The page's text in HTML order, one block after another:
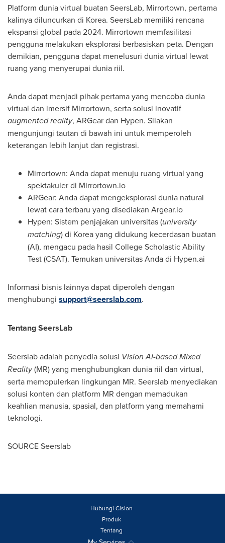
Platform dunia virtual buatan SeersLab, Mirrortown, pertama
kalinya diluncurkan di Korea. SeersLab memiliki rencana
ekspansi global pada 2024. Mirrortown memfasilitasi
pengguna melakukan eksplorasi berbasiskan peta. Dengan
demikian, pengguna dapat menelusuri dunia virtual lewat
ruang yang menyerupai dunia riil.
Anda dapat menjadi pihak pertama yang mencoba dunia
virtual dan imersif Mirrortown, serta solusi inovatif
augmented reality, ARGear dan Hypen. Silakan
mengunjungi tautan di bawah ini untuk memperoleh
keterangan lebih lanjut dan registrasi.
Mirrortown: Anda dapat menuju ruang virtual yang
spektakuler di Mirrortown.io
ARGear: Anda dapat mengeksplorasi dunia natural
lewat cara terbaru yang disediakan Argear.io
Hypen: Sistem penjajakan universitas (university
matching) di Korea yang didukung kecerdasan buatan
(AI), mengacu pada hasil College Scholastic Ability
Test (CSAT). Temukan universitas Anda di Hypen.ai
Informasi bisnis lainnya dapat diperoleh dengan
menghubungi support@seerslab.com.
TentangSeersLab
Seerslab adalah penyedia solusi Vision AI-based Mixed
Reality(MR) yang menghubungkan dunia riil dan virtual,
serta memopulerkan lingkungan MR. Seerslab menyediakan
solusi konten dan platform MR dengan memadukan
keahlian manusia, spasial, dan platform yang memahami
teknologi.
SOURCE Seerslab
Hubungi Cision
Produk
Tentang